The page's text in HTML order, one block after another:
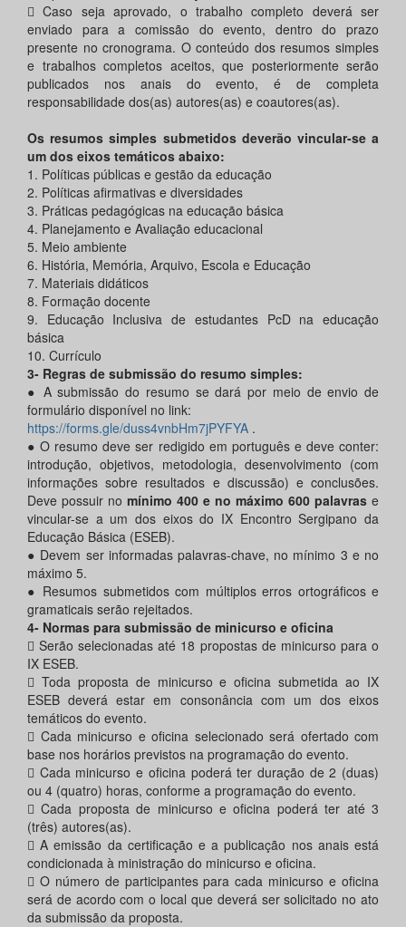
 Caso seja aprovado, o trabalho completo deverá ser
enviado para a comissão do evento, dentro do prazo
presente no cronograma. O conteúdo dos resumos simples
e trabalhos completos aceitos, que posteriormente serão
publicados nos anais do evento, é de completa
responsabilidade dos(as) autores(as) e coautores(as).
Os resumos simples submetidos deverão vincular-se a
um dos eixos temáticos abaixo:
1. Políticas públicas e gestão da educação
2. Políticas afirmativas e diversidades
3. Práticas pedagógicas na educação básica
4. Planejamento e Avaliação educacional
5. Meio ambiente
6. História, Memória, Arquivo, Escola e Educação
7. Materiais didáticos
8. Formação docente
9. Educação Inclusiva de estudantes PcD na educação
básica
10. Currículo
3- Regras de submissão do resumo simples:
● A submissão do resumo se dará por meio de envio de
formulário disponível no link:
https://forms.gle/duss4vnbHm7jPYFYA .
● O resumo deve ser redigido em português e deve conter:
introdução, objetivos, metodologia, desenvolvimento (com
informações sobre resultados e discussão) e conclusões.
Deve possuir no mínimo 400 e no máximo 600 palavras e
vincular-se a um dos eixos do IX Encontro Sergipano da
Educação Básica (ESEB).
● Devem ser informadas palavras-chave, no mínimo 3 e no
máximo 5.
● Resumos submetidos com múltiplos erros ortográficos e
gramaticais serão rejeitados.
4- Normas para submissão de minicurso e oficina
 Serão selecionadas até 18 propostas de minicurso para o
IX ESEB.
 Toda proposta de minicurso e oficina submetida ao IX
ESEB deverá estar em consonância com um dos eixos
temáticos do evento.
 Cada minicurso e oficina selecionado será ofertado com
base nos horários previstos na programação do evento.
 Cada minicurso e oficina poderá ter duração de 2 (duas)
ou 4 (quatro) horas, conforme a programação do evento.
 Cada proposta de minicurso e oficina poderá ter até 3
(três) autores(as).
 A emissão da certificação e a publicação nos anais está
condicionada à ministração do minicurso e oficina.
 O número de participantes para cada minicurso e oficina
será de acordo com o local que deverá ser solicitado no ato
da submissão da proposta.